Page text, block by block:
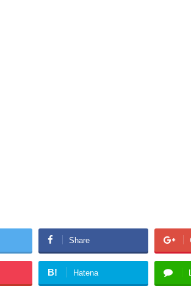
Share
B! Hatena